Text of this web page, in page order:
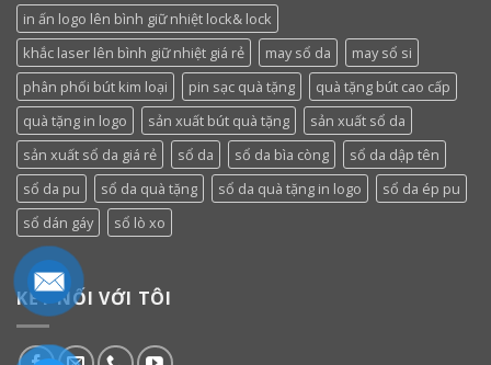
in ấn logo lên bình giữ nhiệt lock& lock
khắc laser lên bình giữ nhiệt giá rẻ
may sổ da
may sổ si
phân phối bút kim loại
pin sạc quà tặng
quà tặng bút cao cấp
quà tặng in logo
sản xuất bút quà tặng
sản xuất sổ da
sản xuất sổ da giá rẻ
sổ da sổ da bìa còng
sổ da dập tên
sổ da pu
sổ da quà tặng sổ da quà tặng in logo
sổ da ép pu
sổ dán gáy
sổ lò xo
KẾT NỐI VỚI TÔI